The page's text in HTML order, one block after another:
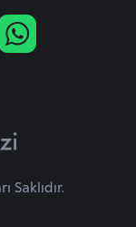
Saklıdır.